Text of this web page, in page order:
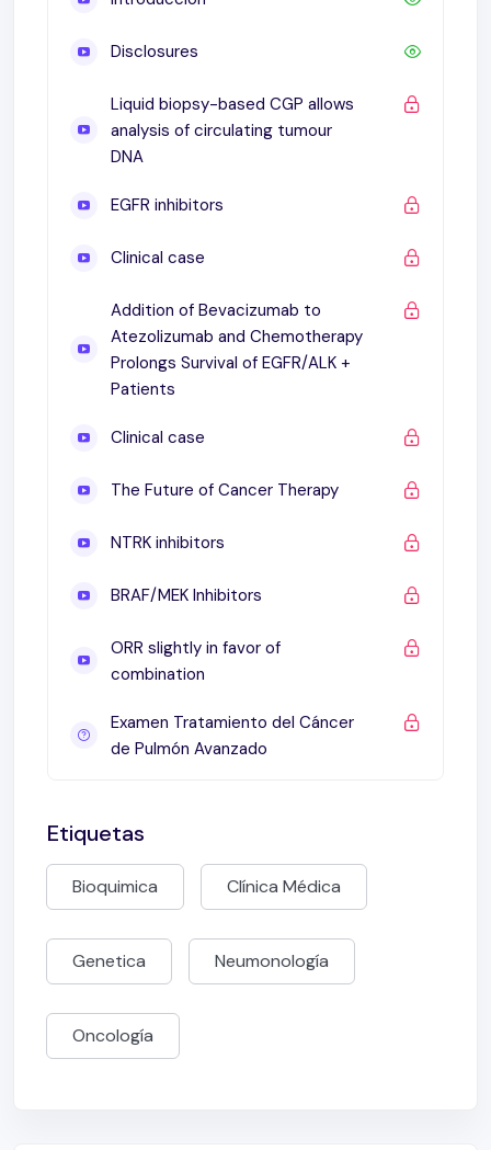
Disclosures
Liquid biopsy-based CGP allows
analysis of circulating tumour
DNA
EGFR inhibitors
Clinical case
Addition of Bevacizumab to
Atezolizumab and Chemotherapy
Prolongs Survival of EGFR/ALK +
Patients
Clinical case
The Future of Cancer Therapy
NTRK inhibitors
BRAF/MEK Inhibitors
ORR slightly in favor of
combination
Examen Tratamiento del Cáncer
de Pulmón Avanzado
Etiquetas
Bioquimica Clínica Médica
Genetica Neumonología
Oncología